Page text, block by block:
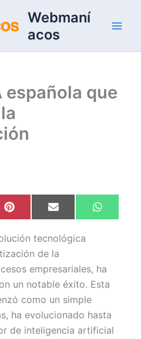
Webmaní
acos
española que
Compartir
en
P
i
t
e
r
e
s
Compartir
en
E
m
i
l
en
W
h
p
tecnológica
de la
empresariales, ha
un notable éxito. Esta
como un simple
ha evolucionado hasta
de inteligencia artificial